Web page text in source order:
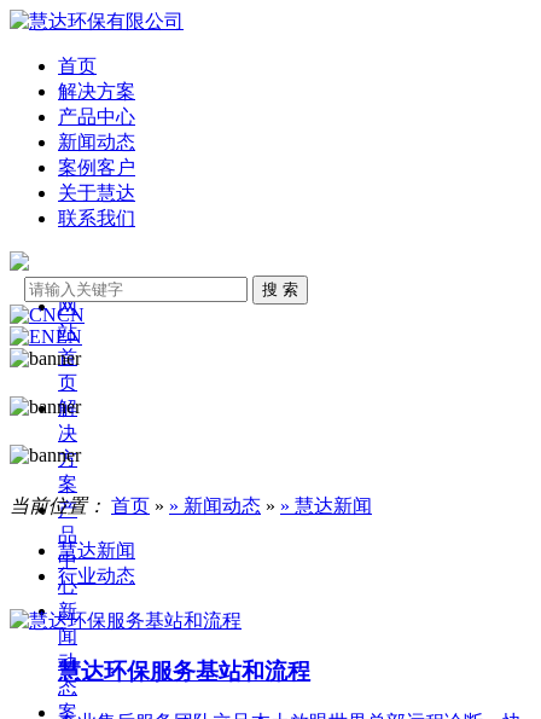
首页
解决方案
产品中心
新闻动态
案例客户
关于慧达
联系我们
网
站
首
页
解
决
方
案
产
品
中
心
新
闻
动
态
案
CN
EN
当前位置： 首页 » » 新闻动态 » » 慧达新闻
慧达新闻
行业动态
慧达环保服务基站和流程